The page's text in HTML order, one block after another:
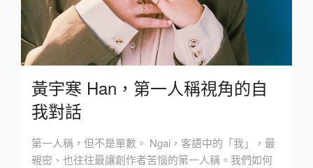
黃宇寒 Han，第一人稱視角的自
我對話
第一人稱，但不是單數。 Ngai，客語中的「我」，最
親密、也往往最讓創作者苦惱的第一人稱。我們如何